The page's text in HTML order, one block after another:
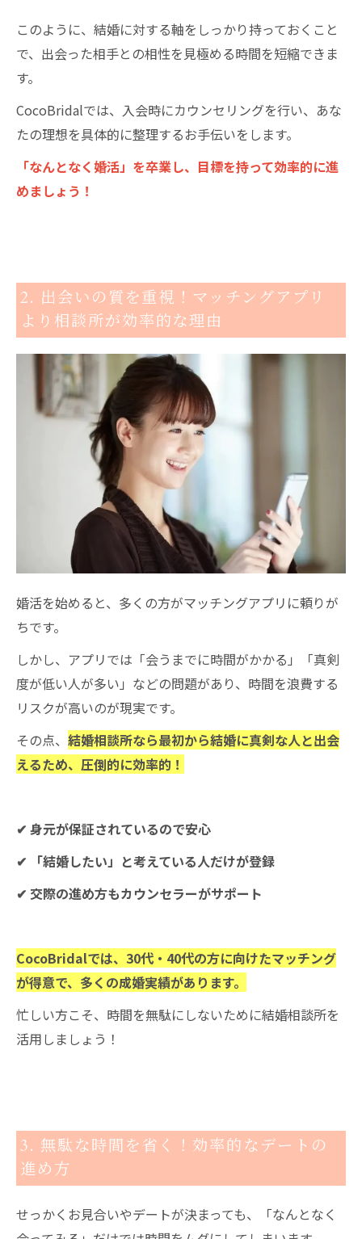
このように、結婚に対する軸をしっかり持っておくこと
で、出会った相手との相性を見極める時間を短縮できま
す。
CocoBridalでは、入会時にカウンセリングを行い、あな
たの理想を具体的に整理するお手伝いをします。
「なんとなく婚活」を卒業し、目標を持って効率的に進
めましょう！
2. 出会いの質を重視！マッチングアプリ
より相談所が効率的な理由
婚活を始めると、多くの方がマッチングアプリに頼りが
ちです。
しかし、アプリでは「会うまでに時間がかかる」「真剣
度が低い人が多い」などの問題があり、時間を浪費する
リスクが高いのが現実です。
その点、 結婚相談所なら最初から結婚に真剣な人と出会
えるため、圧倒的に効率的！
✔ 身元が保証されているので安心
✔ 「結婚したい」と考えている人だけが登録
✔ 交際の進め方もカウンセラーがサポート
CocoBridalでは、30代・40代の方に向けたマッチング
が得意で、多くの成婚実績があります。
忙しい方こそ、時間を無駄にしないために結婚相談所を
活用しましょう！
3. 無駄な時間を省く！効率的なデートの
進め方
せっかくお見合いやデートが決まっても、「なんとなく